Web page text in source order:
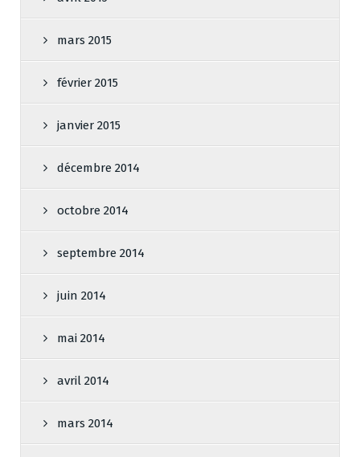
mars 2015
février 2015
janvier 2015
décembre 2014
octobre 2014
septembre 2014
juin 2014
mai 2014
avril 2014
mars 2014